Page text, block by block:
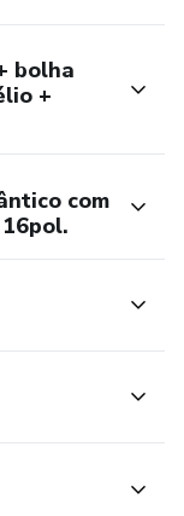
bolha
+
com